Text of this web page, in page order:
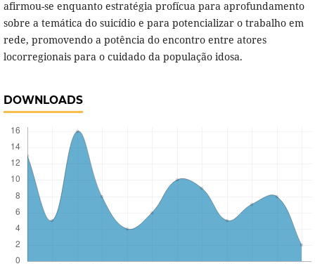
afirmou-se enquanto estratégia profícua para aprofundamento
sobre a temática do suicídio e para potencializar o trabalho em
rede, promovendo a potência do encontro entre atores
locorregionais para o cuidado da população idosa.
DOWNLOADS